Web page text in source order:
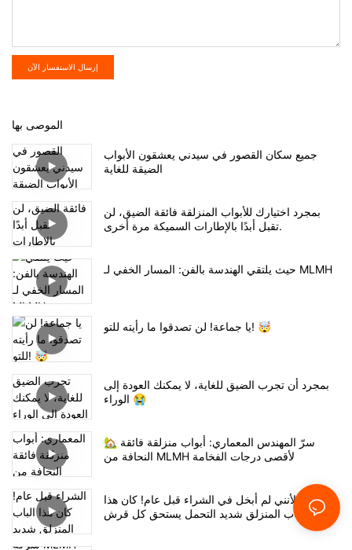
إرسال الاستفسار الآن
الموصى بها
جميع سكان القصور في سيدني يعشقون الأبواب
الضيقة للغاية
بمجرد اختيارك للأبواب المنزلقة فائقة الضيق، لن
تقبل أبدًا بالإطارات السميكة مرة أخرى.
حيث يلتقي الهندسة بالفن: المسار الخفي لـ MLMH
يا جماعة! لن تصدقوا ما رأيته للتو! 🤯
بمجرد أن تجرب الضيق للغاية، لا يمكنك العودة إلى
الوراء 😭
🏡 سرّ المهندس المعماري: أبواب منزلقة فائقة
النحافة من MLMH لأقصى درجات الفخامة
أنا سعيد لأنني لم أبخل في الشراء قبل عام! كان هذا
الباب المنزلق شديد التحمل يستحق كل قرش.